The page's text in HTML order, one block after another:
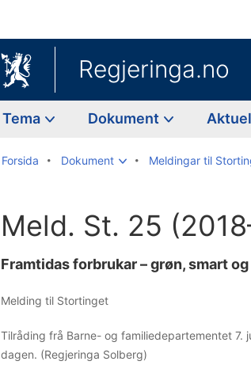
Regjeringa.no
Tema Dokument
Forsida Dokument Meldingar til
Meld. St. 25
Framtidas forbrukar – grøn, smart
Melding til Stortinget
Tilråding frå Barne- og familiedepartementet 7.
dagen. (Regjeringa Solberg)